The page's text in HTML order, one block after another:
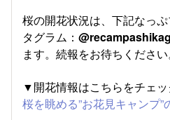
桜の開花状況は、下記なっ
タグラム：
ます。続報をお待ちください
▼開花情報はこちらをチェ
桜を眺める”お花見キャンプ”